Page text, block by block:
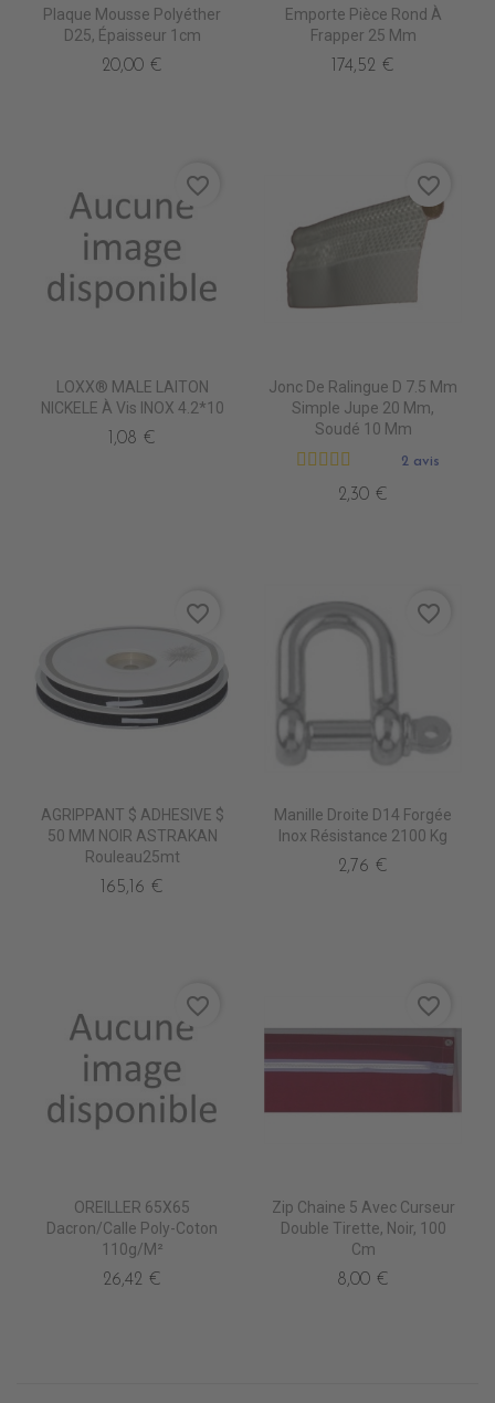
Plaque Mousse Polyéther
D25, Épaisseur 1cm
20,00 €
Emporte Pièce Rond À
Frapper 25 Mm
174,52 €
LOXX® MALE LAITON
NICKELE À Vis INOX 4.2*10
1,08 €
favorite_border
Jonc De Ralingue D 7.5 Mm
Simple Jupe 20 Mm,
Soudé 10 Mm
2 avis
2,30 €
favorite_border
AGRIPPANT $ ADHESIVE $
50 MM NOIR ASTRAKAN
Rouleau25mt
165,16 €
favorite_border
Manille Droite D14 Forgée
Inox Résistance 2100 Kg
2,76 €
favorite_border
OREILLER 65X65
Dacron/Calle Poly-Coton
110g/m²
26,42 €
favorite_border
Zip Chaine 5 Avec Curseur
Double Tirette, Noir, 100
Cm
8,00 €
favorite_border